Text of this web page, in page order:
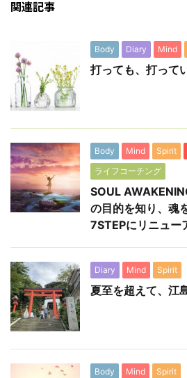
関連記事
Body Diary Mind
打っても、打って
Body Mind Spirit
ライフコーチング
SOUL
の目的を知り、魂
7STEPにリニュー
Diary Mind Spirit
夏至を超えて、江
Body Mind Spirit